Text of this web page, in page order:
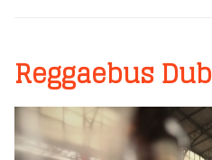
Reggaebus Dub